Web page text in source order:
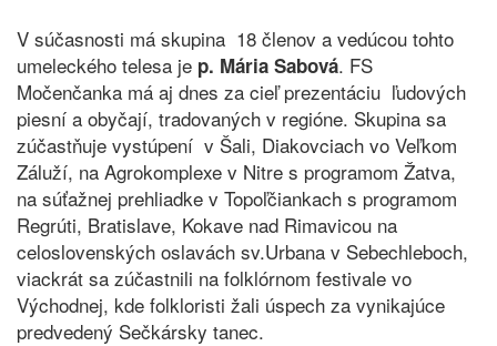
V súčasnosti má skupina 18 členov a vedúcou tohto
umeleckého telesa je p. Mária Sabová. FS
Močenčanka má aj dnes za cieľ prezentáciu ľudových
piesní a obyčají, tradovaných v regióne. Skupina sa
zúčastňuje vystúpení v Šali, Diakovciach vo Veľkom
Záluží, na Agrokomplexe v Nitre s programom Žatva,
na súťažnej prehliadke v Topoľčiankach s programom
Regrúti, Bratislave, Kokave nad Rimavicou na
celoslovenských oslavách sv.Urbana v Sebechleboch,
viackrát sa zúčastnili na folklórnom festivale vo
Východnej, kde folkloristi žali úspech za vynikajúce
predvedený Sečkársky tanec.